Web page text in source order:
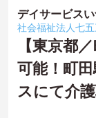
デイサービス
社会福祉法人七
【東京都
可能！町
スにて介護